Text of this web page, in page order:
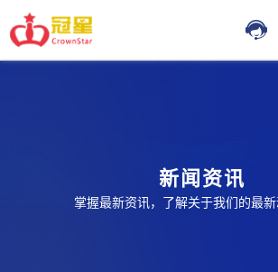
新闻资讯
掌握最新资讯，了解关于我们的最新